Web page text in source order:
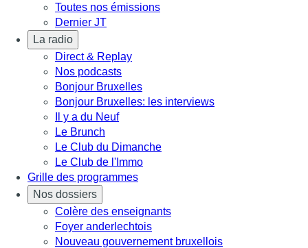
Toutes nos émissions
Dernier JT
La radio
Direct & Replay
Nos podcasts
Bonjour Bruxelles
Bonjour Bruxelles: les interviews
Il y a du Neuf
Le Brunch
Le Club du Dimanche
Le Club de l'Immo
Grille des programmes
Nos dossiers
Colère des enseignants
Foyer anderlechtois
Nouveau gouvernement bruxellois